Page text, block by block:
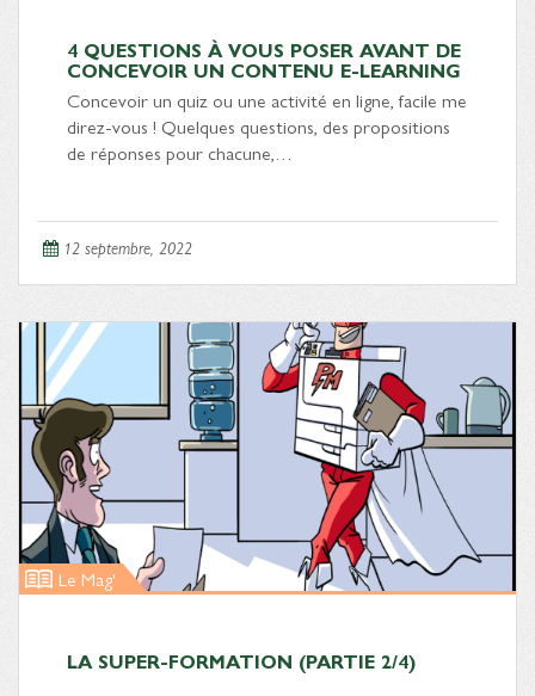
4 QUESTIONS À VOUS POSER AVANT DE
CONCEVOIR UN CONTENU E-LEARNING
Concevoir un quiz ou une activité en ligne, facile me
direz-vous ! Quelques questions, des propositions
de réponses pour chacune,…
12 septembre, 2022
Le Mag'
LA SUPER-FORMATION (PARTIE 2/4)